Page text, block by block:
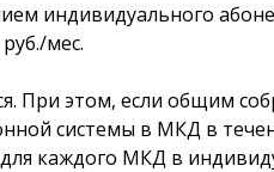
индивидуального
мес.
При этом, если общим
системы в МКД в
каждого МКД в